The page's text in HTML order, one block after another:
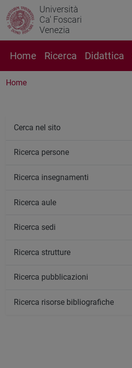
Università
Ca' Foscari
Venezia
Home Ricerca Didattica
Home
Cerca nel sito
Ricerca persone
Ricerca insegnamenti
Ricerca aule
Ricerca sedi
Ricerca strutture
Ricerca pubblicazioni
Ricerca risorse bibliografiche